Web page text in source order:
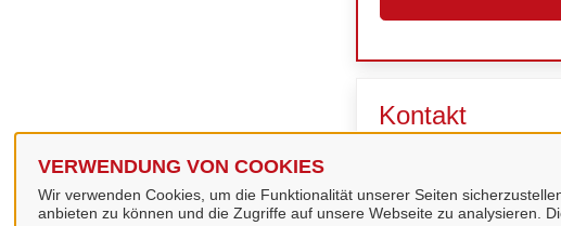
VERWENDUNG VON COOKIES
Wir verwenden Cookies, um die Funktionalität unserer Seiten
anbieten zu können und die Zugriffe auf unsere Webseite zu analysieren.
Kontakt